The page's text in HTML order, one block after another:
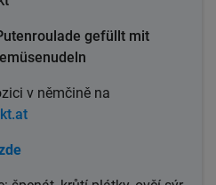
gefüllt mit
v němčině na